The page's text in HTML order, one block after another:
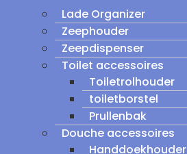
Lade Organizer
Zeephouder
Zeepdispenser
Toilet accessoires
Toiletrolhouder
toiletborstel
Prullenbak
Douche accessoires
Handdoekhouder